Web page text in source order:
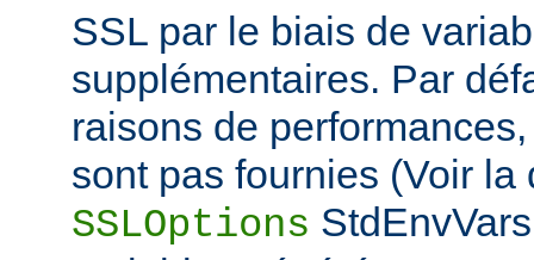
SSL par le biais de
supplémentaires. Par
raisons de
sont pas fournies (Voir la
SSLOptions